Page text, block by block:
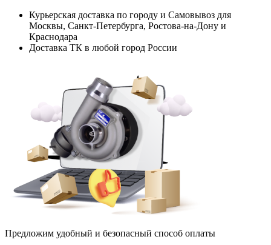
Курьерская доставка по городу и Самовывоз для
Москвы, Санкт-Петербурга, Ростова-на-Дону и
Краснодара
Доставка ТК в любой город России
Предложим удобный и безопасный способ оплаты